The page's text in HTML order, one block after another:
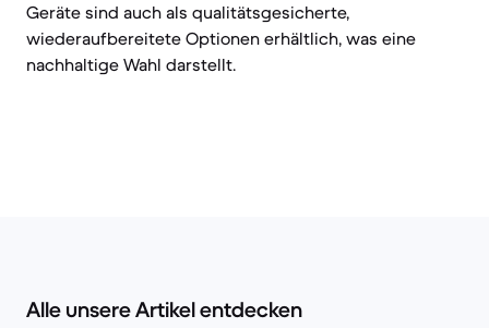
Geräte sind auch als qualitätsgesicherte,
wiederaufbereitete Optionen erhältlich, was eine
nachhaltige Wahl darstellt.
Alle unsere Artikel entdecken